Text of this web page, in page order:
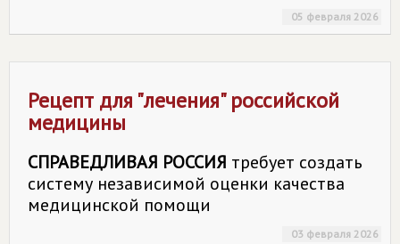
05 февраля 2026
Рецепт для "лечения" российской
медицины
СПРАВЕДЛИВАЯ РОССИЯ требует создать
систему независимой оценки качества
медицинской помощи
03 февраля 2026